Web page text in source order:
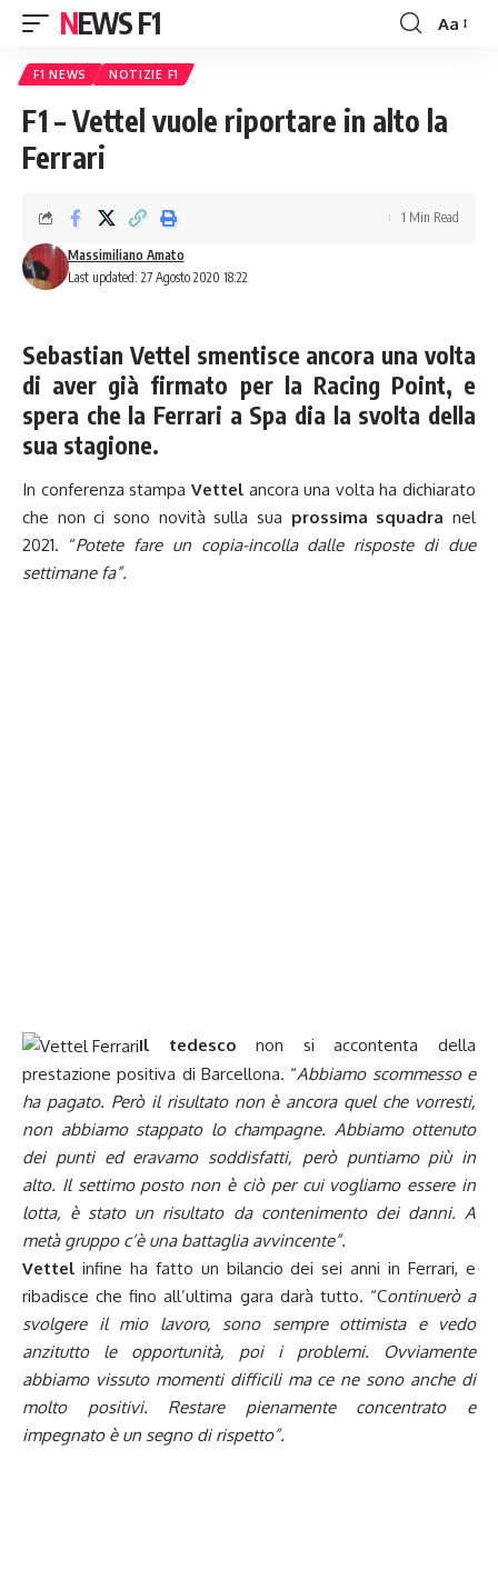
NEWS F1
Font
Aa
F1 NEWS NOTIZIE F1
F1 – Vettel vuole riportare in alto la
Ferrari
Last updated: 27 Agosto 2020 18:22
Massimiliano Amato
1 Min Read
Sebastian Vettel smentisce ancora una volta
di aver già firmato per la Racing Point, e
spera che la Ferrari a Spa dia la svolta della
sua stagione.
In conferenza stampa Vettelancora una volta ha dichiarato
che non ci sono novità sulla sua prossima squadra nel
2021. “Potete fare un copia-incolla dalle risposte di due
settimane fa”.
Il tedesco non si accontenta della
prestazione positiva di Barcellona. “Abbiamo scommesso e
ha pagato. Però il risultato non è ancora quel che vorresti,
non abbiamo stappato lo champagne. Abbiamo ottenuto
dei punti ed eravamo soddisfatti, però puntiamo più in
alto. Il settimo posto non è ciò per cui vogliamo essere in
lotta, è stato un risultato da contenimento dei danni. A
metà gruppo c’è una battaglia avvincente”.
Vettel infine ha fatto un bilancio dei sei anni in Ferrari, e
ribadisce che fino all’ultima gara darà tutto. “Continuerò a
svolgere il mio lavoro, sono sempre ottimista e vedo
anzitutto le opportunità, poi i problemi. Ovviamente
abbiamo vissuto momenti difficili ma ce ne sono anche di
molto positivi. Restare pienamente concentrato e
impegnato è un segno di rispetto”.